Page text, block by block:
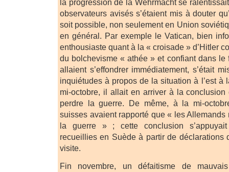
la progression de la Wehrmacht se
observateurs avisés s’étaient mis à douter
soit possible, non seulement en Union
en général. Par exemple le Vatican, bien
enthousiaste quant à la « croisade » d’Hitler
du bolchevisme « athée » et confiant dans
allaient s’effondrer immédiatement, s’était
inquiétudes à propos de la situation à l’est à
mi-octobre, il allait en arriver à la conclusion
perdre la guerre. De même, à la mi-
suisses avaient rapporté que « les
la guerre » ; cette conclusion
recueillies en Suède à partir de déclarations
visite.
Fin novembre, un défaitisme de